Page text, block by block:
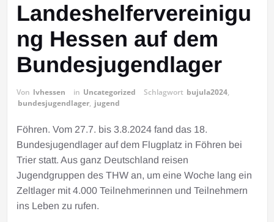
Landeshelfervereinigu
ng Hessen auf dem
Bundesjugendlager
Von lvhessen in Uncategorized Schlagwort bujula2024,
bundesjugendlager, jugend
Föhren. Vom 27.7. bis 3.8.2024 fand das 18.
Bundesjugendlager auf dem Flugplatz in Föhren bei
Trier statt. Aus ganz Deutschland reisen
Jugendgruppen des THW an, um eine Woche lang ein
Zeltlager mit 4.000 Teilnehmerinnen und Teilnehmern
ins Leben zu rufen.